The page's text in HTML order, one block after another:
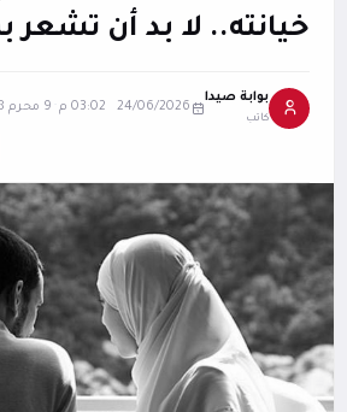
خيانته.. لا بد أن تشعر
بوابة صيدا
كاتب
24/06/2026 03:02 م 9 محرم 1448 هـ